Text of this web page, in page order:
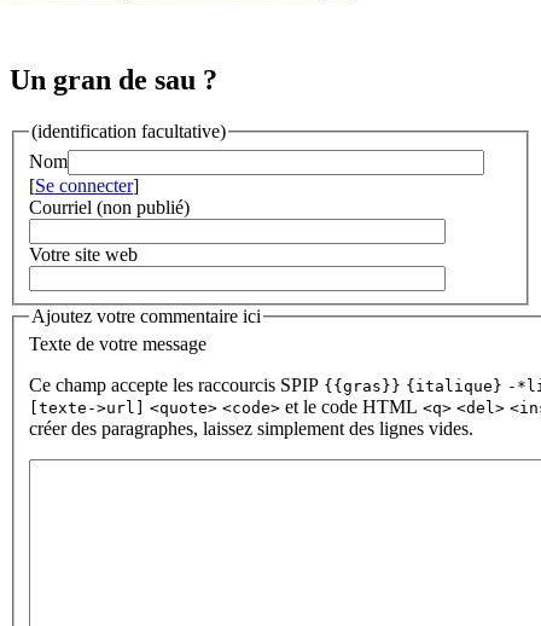
Un gran de sau ?
(identification facultative)
Nom
[Se connecter]
Courriel (non publié)
Votre site web
Ajoutez votre commentaire ici
Texte de votre message
Ce champ accepte les raccourcis SPIP {{gras}} {italique} -
[texte->url]
<quote> <code> et le code HTML <q> <del>
créer des paragraphes, laissez simplement des lignes vides.